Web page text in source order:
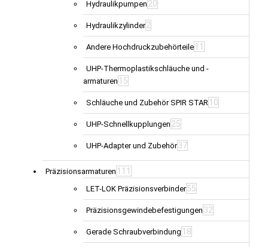
Hydraulikpumpen 20
Hydraulikzylinder2
Andere Hochdruckzubehörteile 11
UHP-Thermoplastikschläuche und -
armaturen 15
Schläuche und Zubehör SPIR STAR 10
UHP-Schnellkupplungen 25
UHP-Adapter und Zubehör37
Präzisionsarmaturen 111
LET-LOK Präzisionsverbinder55
Präzisionsgewindebefestigungen 32
Gerade Schraubverbindung 18